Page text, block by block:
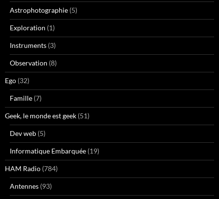
Astrophotographie (5)
Exploration (1)
Instruments (3)
Observation (8)
Ego (32)
Famille (7)
Geek, le monde est geek (51)
Dev web (5)
Informatique Embarquée (19)
HAM Radio (784)
Antennes (93)